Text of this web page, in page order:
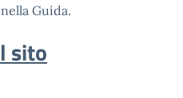
Guida.
sito